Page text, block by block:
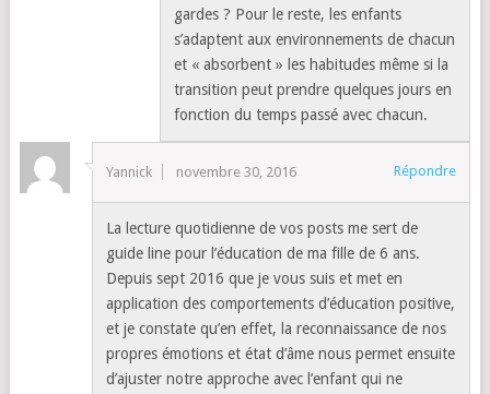
gardes ? Pour le reste, les enfants
s’adaptent aux environnements de chacun
et « absorbent » les habitudes même si la
transition peut prendre quelques jours en
fonction du temps passé avec chacun.
Yannick novembre 30, 2016 Répondre
La lecture quotidienne de vos posts me sert de
guide line pour l’éducation de ma fille de 6 ans.
Depuis sept 2016 que je vous suis et met en
application des comportements d’éducation positive,
et je constate qu’en effet, la reconnaissance de nos
propres émotions et état d’âme nous permet ensuite
d’ajuster notre approche avec l’enfant qui ne